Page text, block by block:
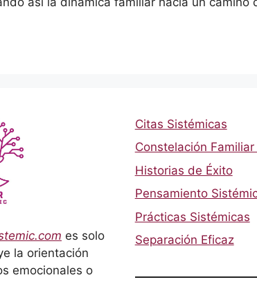
es solo
la orientación
emocionales o
Citas Sistémicas
Constelación
Historias de Éxito
Pensamiento
Prácticas Sistémicas
Separación Eficaz